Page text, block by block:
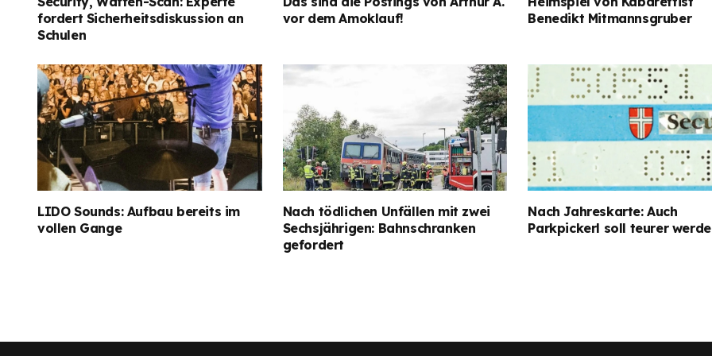
fordert Sicherheitsdiskussion an
Schulen
vor dem Amoklauf!
Benedikt Mitmannsgruber
LIDO Sounds: Aufbau bereits im
vollen Gange
Nach tödlichen Unfällen mit zwei
Sechsjährigen: Bahnschranken
gefordert
Nach Jahreskarte: Auch
Parkpickerl soll teurer